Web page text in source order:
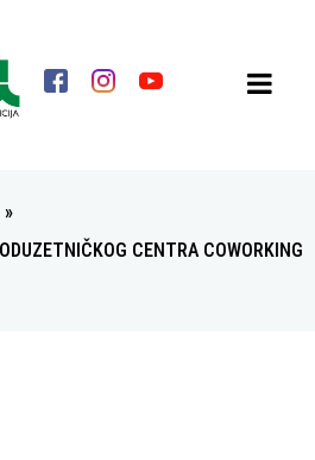
»
CENTRA COWORKING